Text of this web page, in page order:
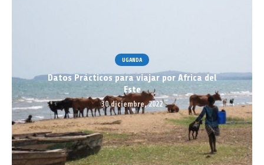
UGANDA
Datos Prácticos para viajar por Africa del
Este
30 diciembre, 2022